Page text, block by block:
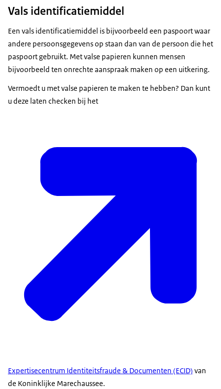
Vals identificatiemiddel
Een vals identificatiemiddel is bijvoorbeeld een paspoort waar
andere persoonsgegevens op staan dan van de persoon die het
paspoort gebruikt. Met valse papieren kunnen mensen
bijvoorbeeld ten onrechte aanspraak maken op een uitkering.
Vermoedt u met valse papieren te maken te hebben? Dan kunt
u deze laten checken bij het
Expertisecentrum Identiteitsfraude & Documenten (ECID) van
de Koninklijke Marechaussee.